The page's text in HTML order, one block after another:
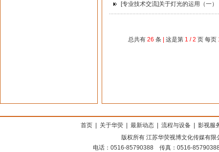
[专业技术交流]关于灯光的运用（一）
总共有26 条 这是第 1 / 2 页 每页
首页 关于华荧 最新动态 流程与设备
影视服
版权所有 江苏华荧视博文化传媒有
电话：0516-85790388 传真：0516-